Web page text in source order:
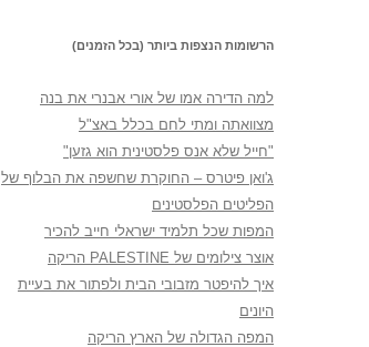
הרשומות הנצפות ביותר (בכל הזמנים)
למה הדירה אמו של אורי אבנרי את בנה
מצוואתה ומתי לחם בכלל באצ"ל
"חייל שלא אנס פלסטינית הוא גזען"
ג'ואן פיטרס – החוקרת שחשפה את הבלוף של
הפליטים הפלסטינים
המפות שכל תלמיד ישראלי חייב להכיר
אוצר צילומים של PALESTINE הריקה
איך להיפטר מזבובי הבית ולפתור את בעיית
היונים
המפה הגדולה של הארץ הריקה